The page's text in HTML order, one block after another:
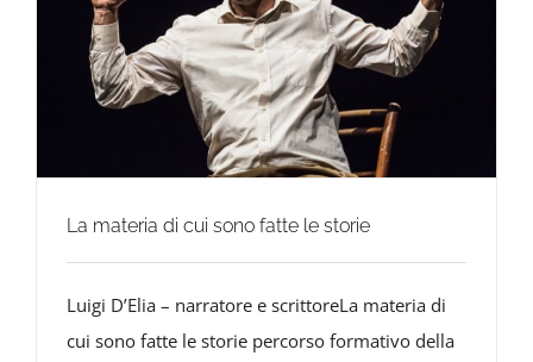
La materia di cui sono fatte le storie
Luigi D’Elia – narratore e scrittoreLa materia di
cui sono fatte le storie percorso formativo della